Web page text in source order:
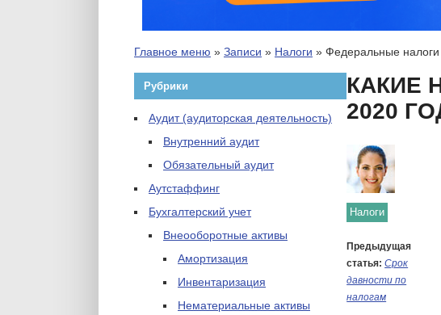
Главное меню » Записи » Налоги » Федеральные налоги
Рубрики
Аудит (аудиторская деятельность)
Внутренний аудит
Обязательный аудит
Аутстаффинг
Бухгалтерский учет
Внеооборотные активы
Амортизация
Инвентаризация
Нематериальные активы
КАКИЕ
2020
Налоги
Предыдущая
статья: Срок
давности по
налогам